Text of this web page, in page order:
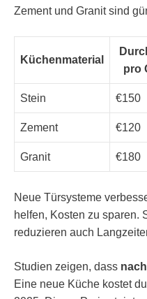
Zement und Granit sind
Küchenmaterial
pro
Stein €150
Zement €120
Granit €180
Neue Türsysteme
helfen, Kosten zu sparen.
reduzieren auch
Studien zeigen, dass
Eine neue Küche kostet